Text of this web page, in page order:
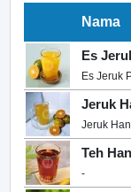
Nama
Es
Es Jeruk
Jeruk
Jeruk
Teh
-